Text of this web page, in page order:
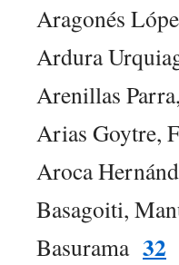
Aragonés
Ardura
Arenillas
Arias Goytre,
Aroca
Basagoiti,
Basurama 32